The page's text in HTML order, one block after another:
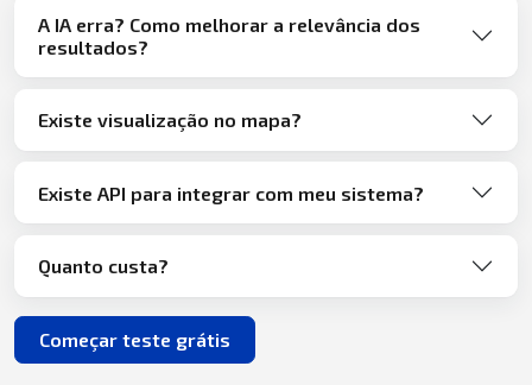
A IA erra? Como melhorar a relevância dos
resultados?
Existe visualização no mapa?
Existe API para integrar com meu sistema?
Quanto custa?
Começar teste grátis